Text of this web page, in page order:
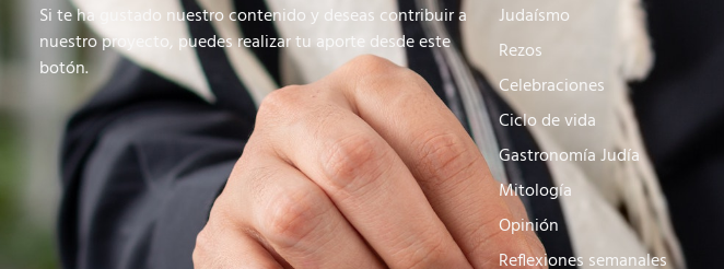
Si te ha gustado nuestro contenido y deseas contribuir a
nuestro proyecto, puedes realizar tu aporte desde este
botón.
Judaísmo
Rezos
Celebraciones
Ciclo de vida
Gastronomía Judía
Mitología
Opinión
Reflexiones semanales